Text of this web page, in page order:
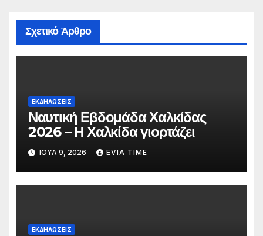
Σχετικό Άρθρο
ΕΚΔΗΛΩΣΕΙΣ
Ναυτική Εβδομάδα Χαλκίδας
2026 – Η Χαλκίδα γιορτάζει
ΙΟΎΛ 9, 2026 EVIA TIME
ΕΚΔΗΛΩΣΕΙΣ